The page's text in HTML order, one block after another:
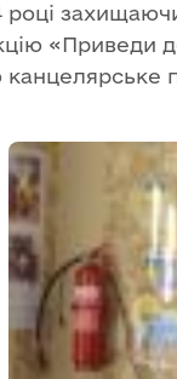
році
«Приведи